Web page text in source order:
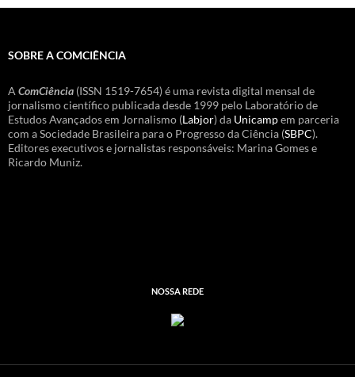
SOBRE A COMCIÊNCIA
A ComCiência (ISSN 1519-7654) é uma revista digital mensal de
jornalismo científico publicada desde 1999 pelo Laboratório de
Estudos Avançados em Jornalismo (Labjor) da Unicampem parceria
com a Sociedade Brasileira para o Progresso da Ciência (SBPC).
Editores executivos e jornalistas responsáveis: Marina Gomes e
Ricardo Muniz.
NOSSA REDE